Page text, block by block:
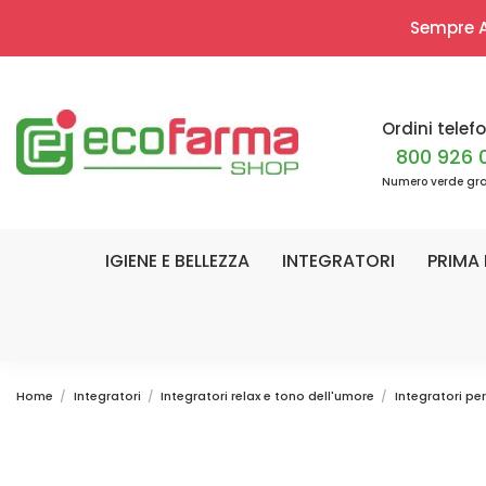
Sempre
Ordini
800 926
Numero verde
IGIENE E BELLEZZA INTEGRATORI PRIMA
Home Integratori Integratori relax e tono dell'umore Integratori